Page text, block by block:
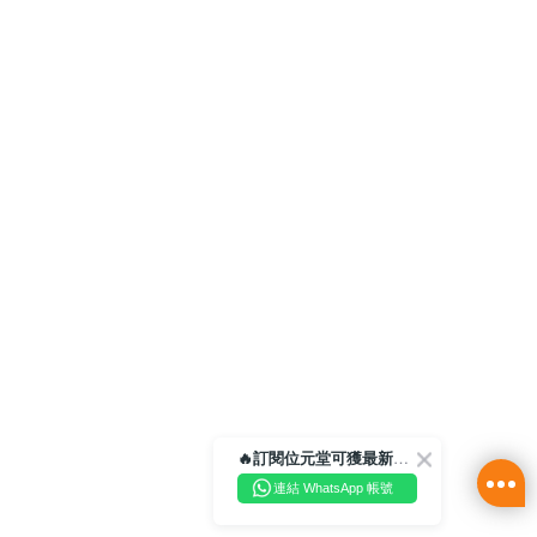
🔥訂閱位元堂可獲最新優惠及活動資訊🔥
連結 WhatsApp 帳號